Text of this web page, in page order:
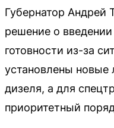
Губернатор Андрей
решение о
готовности из-за
установлены новые
дизеля, а для
приоритетный